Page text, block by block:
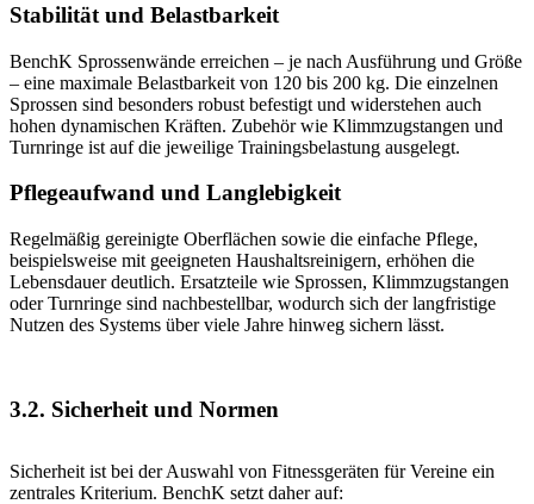
Stabilität und Belastbarkeit
BenchK Sprossenwände erreichen – je nach Ausführung und Größe
– eine maximale Belastbarkeit von 120 bis 200 kg. Die einzelnen
Sprossen sind besonders robust befestigt und widerstehen auch
hohen dynamischen Kräften. Zubehör wie Klimmzugstangen und
Turnringe ist auf die jeweilige Trainingsbelastung ausgelegt.
Pflegeaufwand und Langlebigkeit
Regelmäßig gereinigte Oberflächen sowie die einfache Pflege,
beispielsweise mit geeigneten Haushaltsreinigern, erhöhen die
Lebensdauer deutlich. Ersatzteile wie Sprossen, Klimmzugstangen
oder Turnringe sind nachbestellbar, wodurch sich der langfristige
Nutzen des Systems über viele Jahre hinweg sichern lässt.
3.2. Sicherheit und Normen
Sicherheit ist bei der Auswahl von Fitnessgeräten für Vereine ein
zentrales Kriterium. BenchK setzt daher auf: